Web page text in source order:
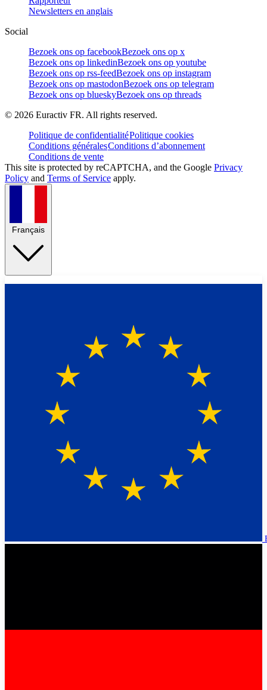
Newsletters en anglais
Social
Bezoek ons op facebookBezoek ons op x
Bezoek ons op linkedinBezoek ons op youtube
Bezoek ons op rss-feedBezoek ons op instagram
Bezoek ons op mastodonBezoek ons op telegram
Bezoek ons op blueskyBezoek ons op threads
© 2026 Euractiv FR. All rights reserved.
Politique de confidentialitéPolitique cookies
Conditions généralesConditions d’abonnement
Conditions de vente
This site is protected by reCAPTCHA, and the Google Privacy
Policy and Terms of Service apply.
Français